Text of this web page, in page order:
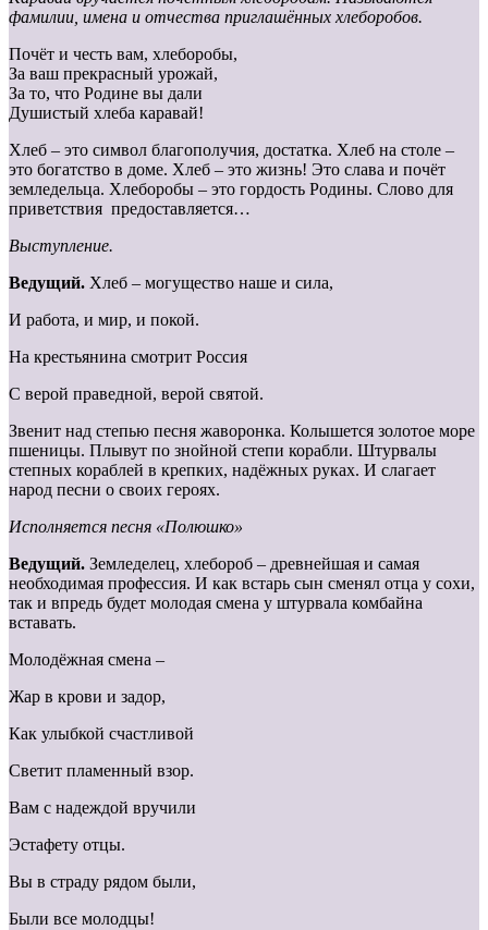
фамилии, имена и отчества приглашённых хлеборобов.
Почёт и честь вам, хлеборобы,
За ваш прекрасный урожай,
За то, что Родине вы дали
Душистый хлеба каравай!
Хлеб – это символ благополучия, достатка. Хлеб на столе –
это богатство в доме. Хлеб – это жизнь! Это слава и почёт
земледельца. Хлеборобы – это гордость Родины. Слово для
приветствия предоставляется…
Выступление.
Ведущий. Хлеб – могущество наше и сила,
И работа, и мир, и покой.
На крестьянина смотрит Россия
С верой праведной, верой святой.
Звенит над степью песня жаворонка. Колышется золотое море
пшеницы. Плывут по знойной степи корабли. Штурвалы
степных кораблей в крепких, надёжных руках. И слагает
народ песни о своих героях.
Исполняется песня «Полюшко»
Ведущий. Земледелец, хлебороб – древнейшая и самая
необходимая профессия. И как встарь сын сменял отца у сохи,
так и впредь будет молодая смена у штурвала комбайна
вставать.
Молодёжная смена –
Жар в крови и задор,
Как улыбкой счастливой
Светит пламенный взор.
Вам с надеждой вручили
Эстафету отцы.
Вы в страду рядом были,
Были все молодцы!